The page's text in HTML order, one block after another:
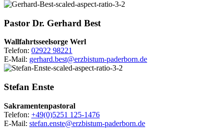
Pastor Dr. Gerhard Best
Wallfahrtsseelsorge Werl
Telefon: 02922 98221
E-Mail: gerhard.best@erzbistum-paderborn.de
Stefan Enste
Sakramentenpastoral
Telefon: +49(0)5251 125-1476
E-Mail: stefan.enste@erzbistum-paderborn.de